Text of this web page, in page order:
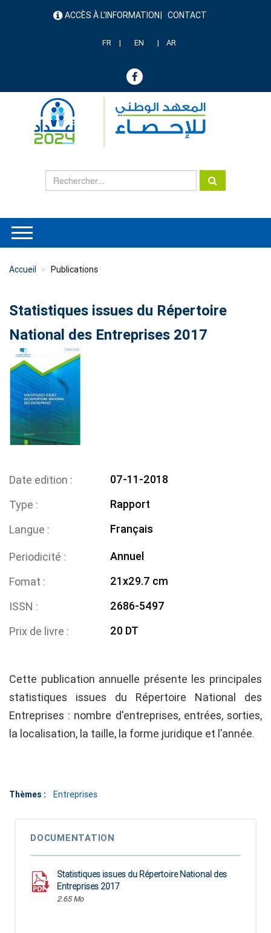
menu ACCÈS À L'INFORMATION CONTACT
FR EN AR
Accueil Publications
Statistiques issues du Répertoire
National des Entreprises 2017
Date edition
07-11-2018
Type
Rapport
Langue
Français
Periodicité
Annuel
Fomat
21x29.7 cm
ISSN
2686-5497
Prix de livre
20 DT
Cette publication annuelle présente les principales
statistiques issues du Répertoire National des
Entreprises : nombre d'entreprises, entrées, sorties,
la localisation, la taille, la forme juridique et l’année.
Thèmes : Entreprises
DOCUMENTATION
Statistiques issues du Répertoire National des
Entreprises 2017
2.65 Mo